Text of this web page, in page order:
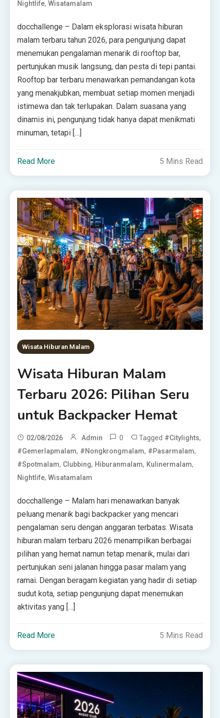
Nightlife,Wisatamalam
docchallenge – Dalam eksplorasi wisata hiburan
malam terbaru tahun 2026, para pengunjung dapat
menemukan pengalaman menarik di rooftop bar,
pertunjukan musik langsung, dan pesta di tepi pantai.
Rooftop bar terbaru menawarkan pemandangan kota
yang menakjubkan, membuat setiap momen menjadi
istimewa dan tak terlupakan. Dalam suasana yang
dinamis ini, pengunjung tidak hanya dapat menikmati
minuman, tetapi […]
Read More 5 Mins Read
Wisata Hiburan Malam
Wisata Hiburan Malam
Terbaru 2026: Pilihan Seru
untuk Backpacker Hemat
02/08/2026 Admin 0 Tagged #citylights,
#gemerlapmalam, #nongkrongmalam, #pasarmalam,
#spotmalam, Clubbing, Hiburanmalam, Kulinermalam,
Nightlife,Wisatamalam
docchallenge – Malam hari menawarkan banyak
peluang menarik bagi backpacker yang mencari
pengalaman seru dengan anggaran terbatas. Wisata
hiburan malam terbaru 2026 menampilkan berbagai
pilihan yang hemat namun tetap menarik, mulai dari
pertunjukan seni jalanan hingga pasar malam yang
ramai. Dengan beragam kegiatan yang hadir di setiap
sudut kota, setiap pengunjung dapat menemukan
aktivitas yang […]
Read More 5 Mins Read